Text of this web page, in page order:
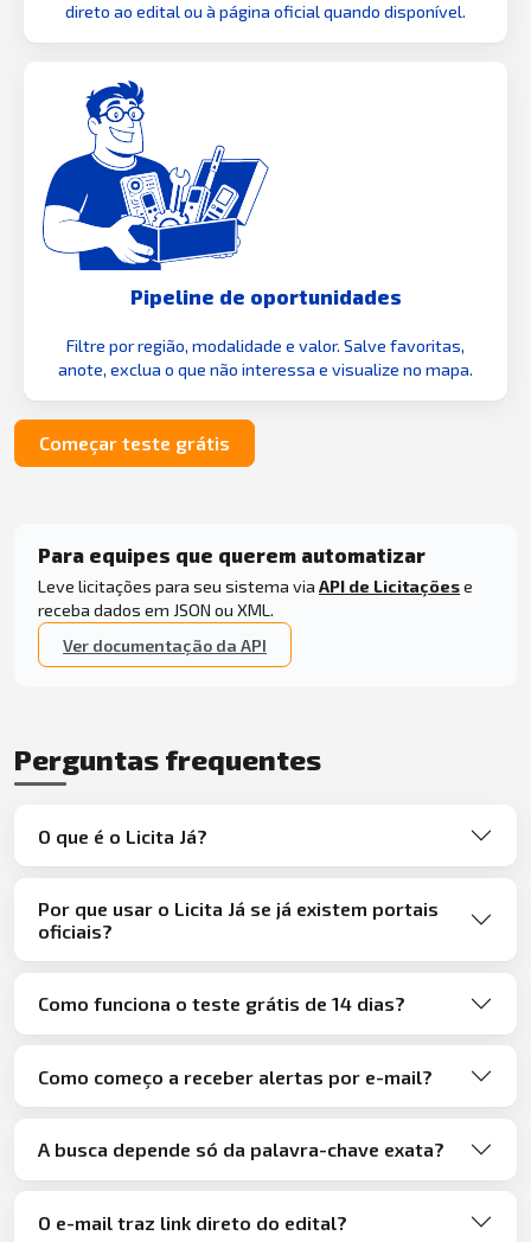
direto ao edital ou à página oficial quando disponível.
Pipeline de oportunidades
Filtre por região, modalidade e valor. Salve favoritas,
anote, exclua o que não interessa e visualize no mapa.
Começar teste grátis
Para equipes que querem automatizar
Leve licitações para seu sistema via API de Licitaçõese
receba dados em JSON ou XML.
Ver documentação da API
Perguntas frequentes
O que é o Licita Já?
Por que usar o Licita Já se já existem portais
oficiais?
Como funciona o teste grátis de 14 dias?
Como começo a receber alertas por e-mail?
A busca depende só da palavra-chave exata?
O e-mail traz link direto do edital?